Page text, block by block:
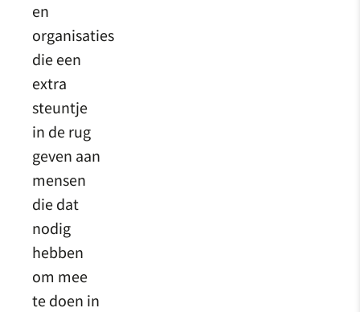
en
organisaties
die een
extra
steuntje
in de rug
geven aan
mensen
die dat
nodig
hebben
om mee
te doen in